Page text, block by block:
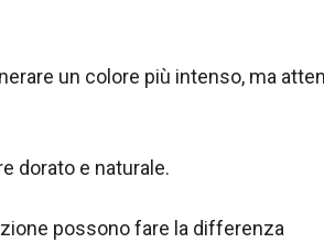
un colore più intenso, ma
dorato e naturale.
possono fare la differenza